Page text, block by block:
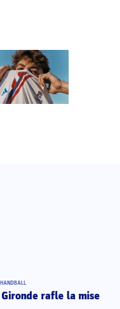
Gironde rafle la mise